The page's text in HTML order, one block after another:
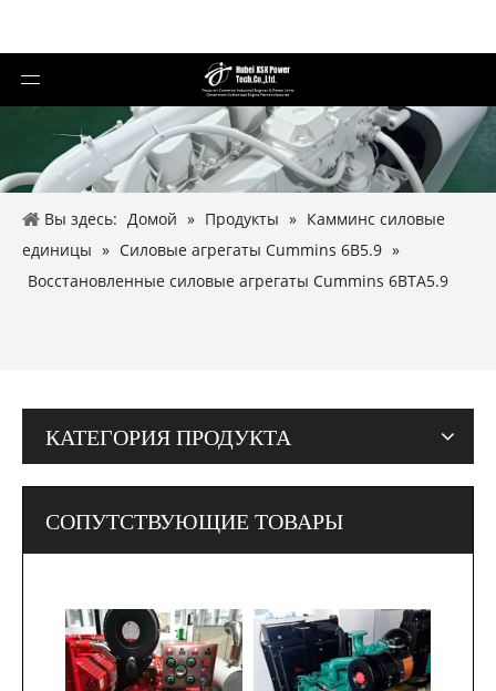
Вы здесь: Домой » Продукты » Камминс силовые
единицы » Силовые агрегаты Cummins 6B5.9 »
Восстановленные силовые агрегаты Cummins 6BTA5.9
КАТЕГОРИЯ ПРОДУКТА
СОПУТСТВУЮЩИЕ ТОВАРЫ